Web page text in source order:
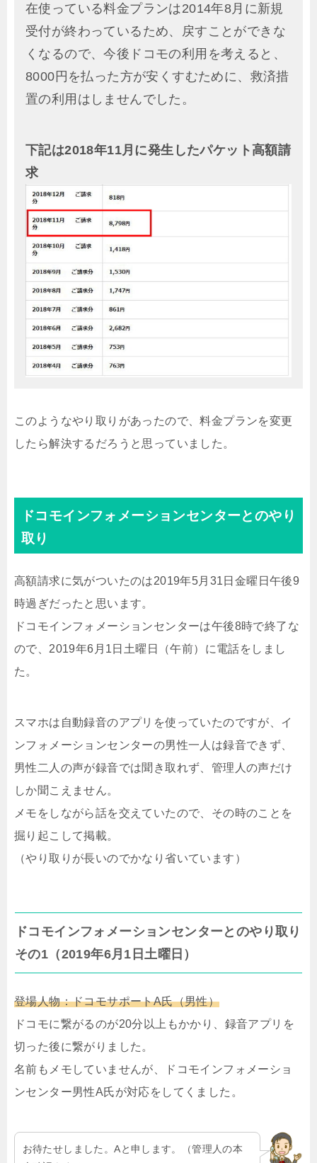
在使っている料金プランは2014年8月に新規
受付が終わっているため、戻すことができな
くなるので、今後ドコモの利用を考えると、
8000円を払った方が安くすむために、救済措
置の利用はしませんでした。
下記は2018年11月に発生したパケット高額請
求
このようなやり取りがあったので、料金プランを変更
したら解決するだろうと思っていました。
ドコモインフォメーションセンターとのやり
取り
高額請求に気がついたのは2019年5月31日金曜日午後9
時過ぎだったと思います。
ドコモインフォメーションセンターは午後8時で終了な
ので、2019年6月1日土曜日（午前）に電話をしまし
た。
スマホは自動録音のアプリを使っていたのですが、イ
ンフォメーションセンターの男性一人は録音できず、
男性二人の声が録音では聞き取れず、管理人の声だけ
しか聞こえません。
メモをしながら話を交えていたので、その時のことを
掘り起こして掲載。
（やり取りが長いのでかなり省いています）
ドコモインフォメーションセンターとのやり取り
その1（2019年6月1日土曜日）
登場人物：ドコモサポートA氏（男性）
ドコモに繋がるのが20分以上もかかり、録音アプリを
切った後に繋がりました。
名前もメモしていませんが、ドコモインフォメーショ
ンセンター男性A氏が対応をしてくました。
お待たせしました。Aと申します。（管理人の本